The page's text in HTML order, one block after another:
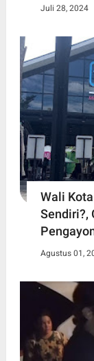
Juli 28, 2024
Wali
Sendiri?,
Agustus 01,